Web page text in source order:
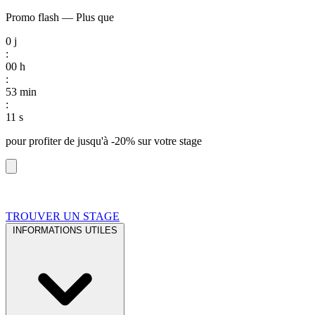
Promo flash — Plus que
0 j
:
00 h
:
53 min
:
10 s
pour profiter de jusqu'à -20% sur votre stage
TROUVER UN STAGE
INFORMATIONS UTILES